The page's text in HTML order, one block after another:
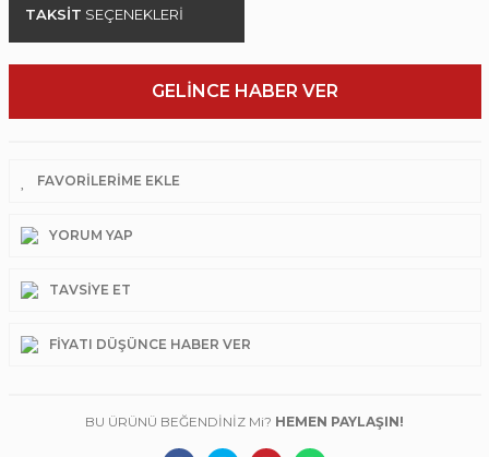
TAKSİT SEÇENEKLERİ
GELİNCE HABER VER
YORUM YAP
TAVSIYE ET
FIYATI DÜŞÜNCE HABER VER
BU ÜRÜNÜ BEĞENDİNİZ Mi? HEMEN PAYLAŞIN!